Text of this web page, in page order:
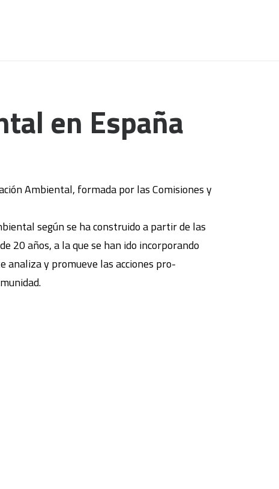
en España
Ambiental, formada por las Comisiones y
según se ha construido a partir de las
20 años, a la que se han ido incorporando
analiza y promueve las acciones pro-